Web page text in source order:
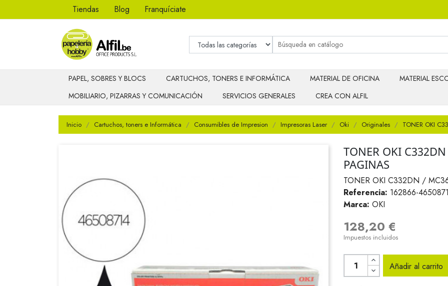
Tiendas Blog Franquíciate
PAPEL, SOBRES Y BLOCS CARTUCHOS, TONERS E INFORMÁTICA MATERIAL DE OFICINA
MATERIAL
MOBILIARIO, PIZARRAS Y COMUNICACIÓN
SERVICIOS GENERALES CREA CON ALFIL
Inicio Cartuchos, toners e Informática Consumibles de Impresion Impresoras Laser Oki Originales TONER OKI
TONER OKI
PAGINAS
TONER OKI C332DN /
Referencia: 162866-
Marca: OKI
128,20 €
Impuestos incluidos
Añadir al carrito